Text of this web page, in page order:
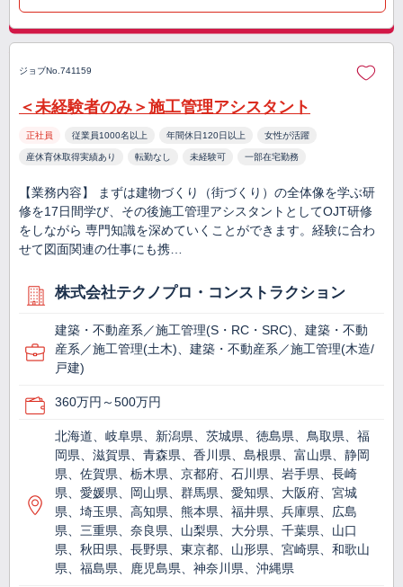
ジョブNo.741159
＜未経験者のみ＞施工管理アシスタント
正社員 従業員1000名以上 年間休日120日以上 女性が活躍
産休育休取得実績あり 転勤なし 未経験可 一部在宅勤務
【業務内容】 まずは建物づくり（街づくり）の全体像を学ぶ研
修を17日間学び、その後施工管理アシスタントとしてOJT研修
をしながら 専門知識を深めていくことができます。経験に合わ
せて図面関連の仕事にも携…
株式会社テクノプロ・コンストラクション
建築・不動産系／施工管理(S・RC・SRC)、建築・不動
産系／施工管理(土木)、建築・不動産系／施工管理(木造/
戸建)
360万円～500万円
北海道、岐阜県、新潟県、茨城県、徳島県、鳥取県、福
岡県、滋賀県、青森県、香川県、島根県、富山県、静岡
県、佐賀県、栃木県、京都府、石川県、岩手県、長崎
県、愛媛県、岡山県、群馬県、愛知県、大阪府、宮城
県、埼玉県、高知県、熊本県、福井県、兵庫県、広島
県、三重県、奈良県、山梨県、大分県、千葉県、山口
県、秋田県、長野県、東京都、山形県、宮崎県、和歌山
県、福島県、鹿児島県、神奈川県、沖縄県